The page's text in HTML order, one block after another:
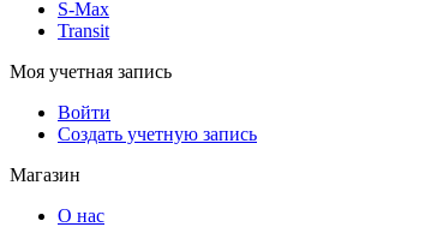
S-Max
Transit
Моя учетная запись
Войти
Создать учетную запись
Магазин
О нас